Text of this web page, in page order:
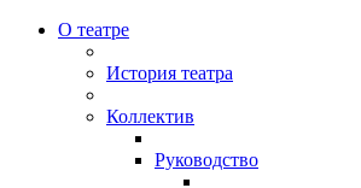
О театре
История театра
Коллектив
Руководство